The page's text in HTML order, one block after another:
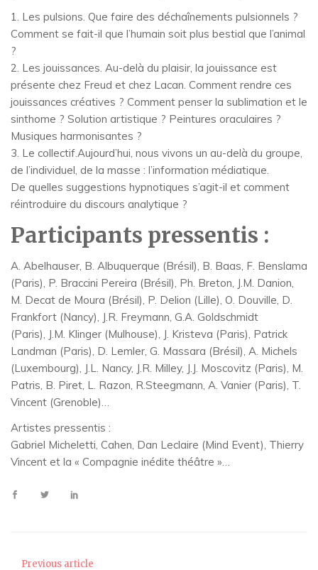
1. Les pulsions. Que faire des déchaînements pulsionnels ?
Comment se fait-il que l’humain soit plus bestial que l’animal
?
2. Les jouissances. Au-delà du plaisir, la jouissance est
présente chez Freud et chez Lacan. Comment rendre ces
jouissances créatives ? Comment penser la sublimation et le
sinthome ? Solution artistique ? Peintures oraculaires ?
Musiques harmonisantes ?
3. Le collectif.Aujourd’hui, nous vivons un au-delà du groupe,
de l’individuel, de la masse : l’information médiatique.
De quelles suggestions hypnotiques s’agit-il et comment
réintroduire du discours analytique ?
Participants pressentis :
A. Abelhauser, B. Albuquerque (Brésil), B. Baas, F. Benslama
(Paris), P. Braccini Pereira (Brésil), Ph. Breton, J.M. Danion,
M. Decat de Moura (Brésil), P. Delion (Lille), O. Douville, D.
Frankfort (Nancy), J.R. Freymann, G.A. Goldschmidt
(Paris), J.M. Klinger (Mulhouse), J. Kristeva (Paris), Patrick
Landman (Paris), D. Lemler, G. Massara (Brésil), A. Michels
(Luxembourg), J.L. Nancy, J.R. Milley, J.J. Moscovitz (Paris), M.
Patris, B. Piret, L. Razon, R.Steegmann, A. Vanier (Paris), T.
Vincent (Grenoble)…
Artistes pressentis :
Gabriel Micheletti, Cahen, Dan Leclaire (Mind Event), Thierry
Vincent et la « Compagnie inédite théâtre »…
Previous article